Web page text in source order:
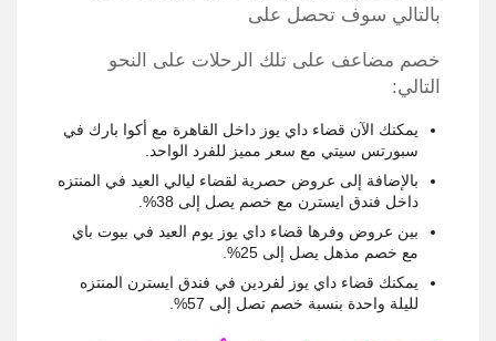
بالتالي سوف تحصل على
خصم مضاعف على تلك الرحلات على النحو
التالي:
يمكنك الآن قضاء داي يوز داخل القاهرة مع أكوا بارك في
سبورتس سيتي مع سعر مميز للفرد الواحد.
بالإضافة إلى عروض حصرية لقضاء ليالي العيد في المنتزه
داخل فندق ايسترن مع خصم يصل إلى 38%.
بين عروض وفرها قضاء داي يوز يوم العيد في بيوت باي
مع خصم مذهل يصل إلى 25%.
يمكنك قضاء داي يوز لفردين في فندق ايسترن المنتزه
لليلة واحدة بنسبة خصم تصل إلى 57%.